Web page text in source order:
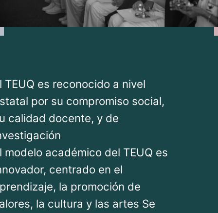
TEUQ es reconocido a nivel
por su compromiso social,
calidad docente, y de
modelo académico del TEUQ es
centrado en el
la promoción de
la cultura y las artes Se